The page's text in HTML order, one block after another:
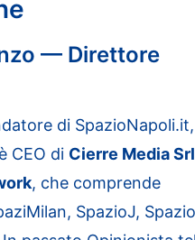
— Direttore
di SpazioNapoli.it,
è CEO di Cierre Media
, che comprende
SpazioJ,